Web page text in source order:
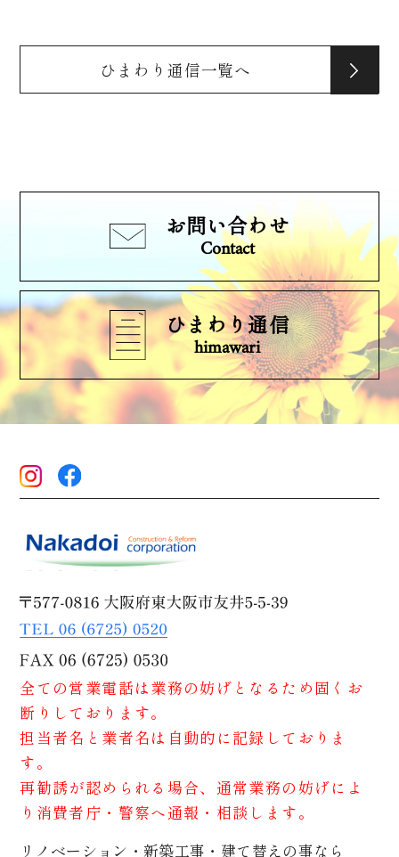
ひまわり通信一覧へ
お問い合わせ
Contact
ひまわり通信
himawari
全ての営業電話は業務の妨げとなるため固くお
断りしております。
担当者名と業者名は自動的に記録しておりま
す。
再勧誘が認められる場合、通常業務の妨げによ
り消費者庁・警察へ通報・相談します。
リノベーション・新築工事・建て替えの事なら